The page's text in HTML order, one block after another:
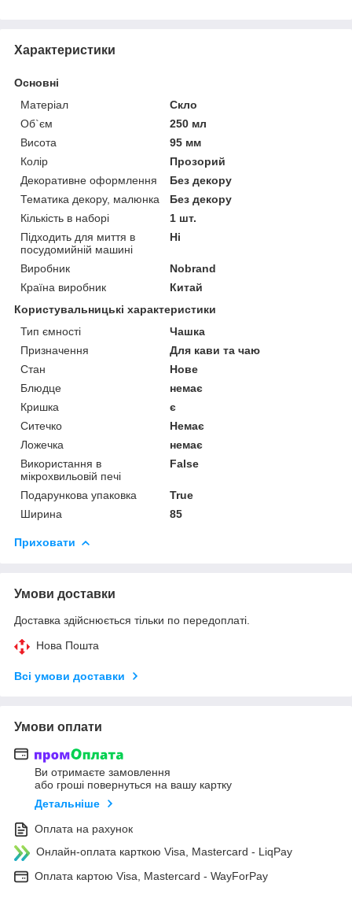
Характеристики
Основні
Матеріал
Скло
Об`єм
250 мл
Висота
95 мм
Колір
Прозорий
Декоративне оформлення
Без декору
Тематика декору, малюнка
Без декору
Кількість в наборі
1 шт.
Підходить для миття в
посудомийній машині
Ні
Виробник
Nobrand
Країна виробник
Китай
Користувальницькі характеристики
Тип ємності
Чашка
Призначення
Для кави та чаю
Стан
Нове
Блюдце
немає
Кришка
є
Ситечко
Немає
Ложечка
немає
Використання в
мікрохвильовій печі
False
Подарункова упаковка
True
Ширина
85
Приховати
Умови доставки
Доставка здійснюється тільки по передоплаті.
Нова Пошта
Всі умови доставки
Умови оплати
Ви отримаєте замовлення
або гроші повернуться на вашу картку
Детальніше
Оплата на рахунок
Онлайн-оплата карткою Visa, Mastercard - LiqPay
Оплата картою Visa, Mastercard - WayForPay